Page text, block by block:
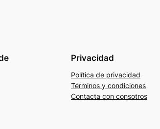
Privacidad
Política de privacidad
Términos y condiciones
Contacta con consotros